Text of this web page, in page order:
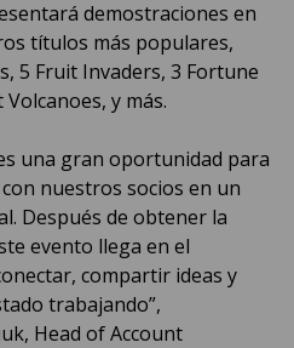
demostraciones en
títulos más populares,
5 Fruit Invaders, 3 Fortune
y más.
una gran oportunidad para
nuestros socios en un
Después de obtener la
evento llega en el
compartir ideas y
trabajando”,
Head of Account